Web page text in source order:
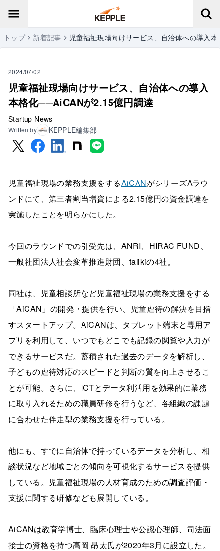
トップ 新着記事 児童福祉現場向けサービス、自治体への導入
2024/07/02
児童福祉現場向けサービス、自治体への導入
本格化──AiCANが2.15億円調達
Startup News
Written by KEPPLE編集部
児童福祉現場の業務支援をするAiCANがシリーズAラウ
ンドにて、第三者割当増資による2.15億円の資金調達を
実施したことを明らかにした。
今回のラウンドでの引受先は、ANRI、HIRAC FUND、
一般社団法人社会変革推進財団、talikiの4社。
同社は、児童相談所など児童福祉現場の業務支援をする
「AiCAN」の開発・提供を行い、児童虐待の解決を目指
すスタートアップ。AiCANは、タブレット端末と専用ア
プリを利用して、いつでもどこでも記録の閲覧や入力が
できるサービスだ。蓄積された過去のデータを解析し、
子どもの虐待対応のスピードと判断の質を向上させるこ
とが可能。さらに、ICTとデータ利活用を効果的に業務
に取り入れるための職員研修を行うなど、各組織の課題
に合わせた伴走型の業務支援を行っている。
他にも、すでに自治体で持っているデータを分析し、相
談状況など地域ごとの傾向を可視化するサービスを提供
している。児童福祉現場の人材育成のための調査評価・
支援に関する研修なども展開している。
AiCANは教育学博士、臨床心理士や公認心理師、司法面
接士の資格を持つ髙岡 昂太氏が2020年3月に設立した。